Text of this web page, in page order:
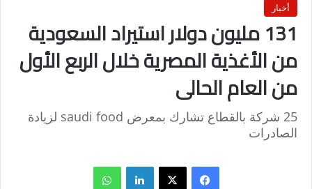
أخبار
131 مليون دولار استيراد السعودية
من الأغذية المصرية خلال الربع الأول
من العام الحالى
25 شركة بالقطاع تشارك بمعرض saudi food لزيادة
الصادرات
فيسبوك X لينكدإن